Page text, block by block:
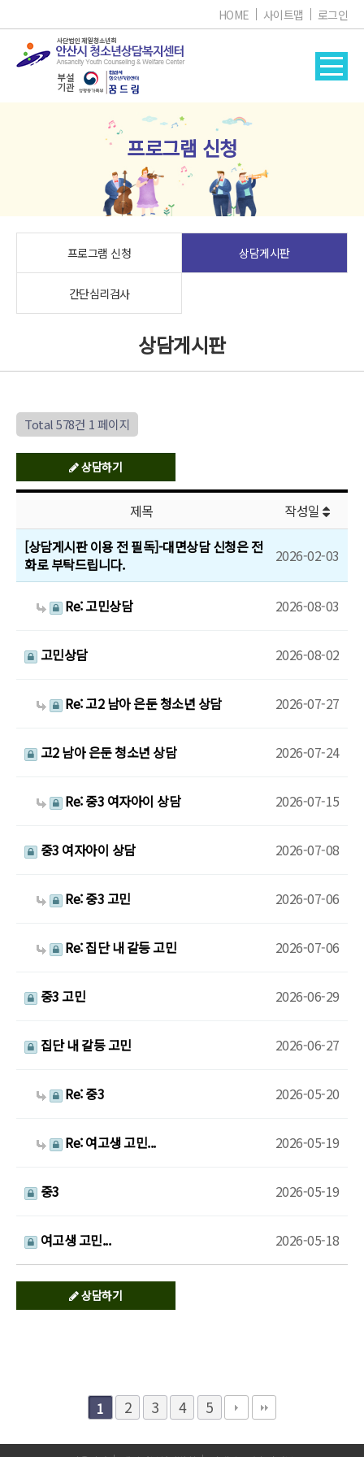
HOME 사이트맵 로그인
프로그램 신청
프로그램 신청 상담게시판
간단심리검사
상담게시판
Total 578건 1 페이지
상담하기
제목
작성일
[상담게시판 이용 전 필독]-대면상담 신청은 전
화로 부탁드립니다.
2026-02-03
Re: 고민상담 2026-08-03
고민상담 2026-08-02
Re: 고2 남아 은둔 청소년 상담 2026-07-27
고2 남아 은둔 청소년 상담 2026-07-24
Re: 중3 여자아이 상담 2026-07-15
중3 여자아이 상담 2026-07-08
Re: 중3 고민 2026-07-06
Re: 집단 내 갈등 고민 2026-07-06
중3 고민 2026-06-29
집단 내 갈등 고민 2026-06-27
Re: 중3 2026-05-20
Re: 여고생 고민... 2026-05-19
중3 2026-05-19
여고생 고민... 2026-05-18
상담하기
1 2 3 4 5